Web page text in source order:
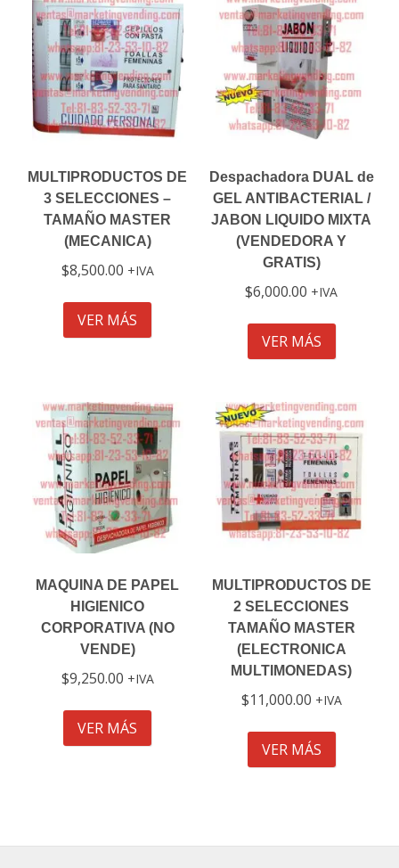
MULTIPRODUCTOS DE
3 SELECCIONES –
TAMAÑO MASTER
(MECANICA)
$8,500.00 IVA
VER MÁS
Despachadora DUAL de
GEL ANTIBACTERIAL /
JABON LIQUIDO MIXTA
(VENDEDORA Y
GRATIS)
$6,000.00 IVA
VER MÁS
MAQUINA DE PAPEL
HIGIENICO
CORPORATIVA (NO
VENDE)
$9,250.00 IVA
VER MÁS
MULTIPRODUCTOS DE
2 SELECCIONES
TAMAÑO MASTER
(ELECTRONICA
MULTIMONEDAS)
$11,000.00 IVA
VER MÁS